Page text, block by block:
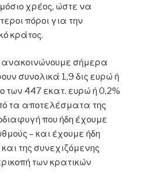
χρέος, ώστε να
πόροι για την
κράτος.
σήμερα
συνολικά 1,9 δις ευρώ ή
των 447 εκατ. ευρώ ή 0,2%
τα αποτελέσματα της
που ήδη έχουμε
– και έχουμε ήδη
της συνεχιζόμενης
των κρατικών